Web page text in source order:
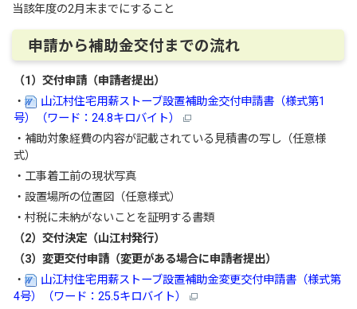
当該年度の2月末までにすること
申請から補助金交付までの流れ
（1）交付申請（申請者提出）
・
山江村住宅用薪ストーブ設置補助金交付申請書（様式第1
号）（ワード：24.8キロバイト）
・補助対象経費の内容が記載されている見積書の写し（任意様
式）
・工事着工前の現状写真
・設置場所の位置図（任意様式）
・村税に未納がないことを証明する書類
（2）交付決定（山江村発行）
（3）変更交付申請（変更がある場合に申請者提出）
・
山江村住宅用薪ストーブ設置補助金変更交付申請書（様式第
4号）（ワード：25.5キロバイト）